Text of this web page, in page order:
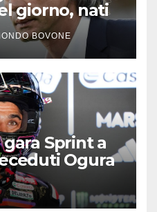
giorno, nati
oggi
BOVONE
Sprint a
Ogura